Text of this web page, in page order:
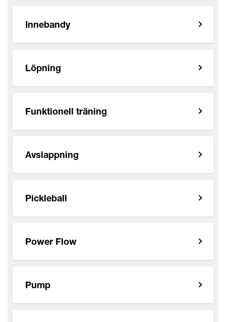
Innebandy
Löpning
Funktionell träning
Avslappning
Pickleball
Power Flow
Pump